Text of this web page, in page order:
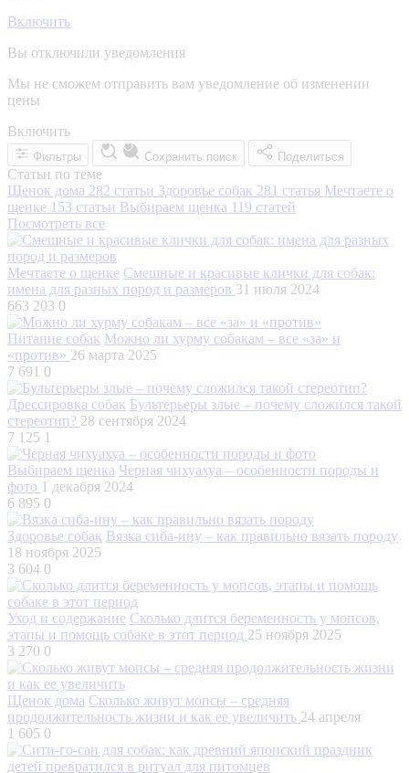
Включить
Вы отключили уведомления
Мы не сможем отправить вам уведомление об изменении
цены
Включить
Фильтры Сохранить поиск Поделиться
Статьи по теме
Щенок дома 282 статьи Здоровье собак 281 статья Мечтаете о
щенке 153 статьи Выбираем щенка 119 статей
Посмотреть все
Мечтаете о щенке Смешные и красивые клички для собак:
имена для разных пород и размеров 31 июля 2024
663 203 0
Питание собак Можно ли хурму собакам – все «за» и
«против» 26 марта 2025
7 691 0
Дрессировка собак Бультерьеры злые – почему сложился такой
стереотип? 28 сентября 2024
7 125 1
Выбираем щенка Черная чихуахуа – особенности породы и
фото 1 декабря 2024
6 895 0
Здоровье собак Вязка сиба-ину – как правильно вязать породу
18 ноября 2025
3 604 0
Уход и содержание Сколько длится беременность у мопсов,
этапы и помощь собаке в этот период 25 ноября 2025
3 270 0
Щенок дома Сколько живут мопсы – средняя
продолжительность жизни и как ее увеличить 24 апреля
1 605 0